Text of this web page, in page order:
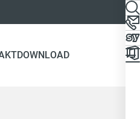
DOWNLOAD